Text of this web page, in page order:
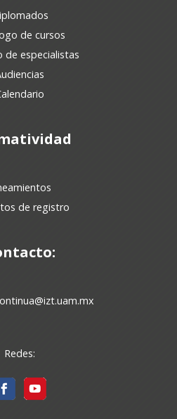
de cursos
de especialistas
de registro
Redes: